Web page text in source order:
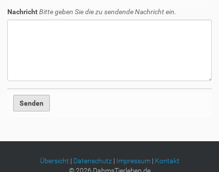
NachrichtBitte geben Sie die zu sendende Nachricht ein.
Übersicht | Datenschutz| Impressum| Kontakt